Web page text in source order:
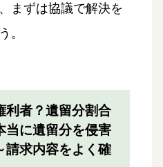
まずは協議で解決を
。
利者？遺留分割合
当に遺留分を侵害
請求内容をよく確